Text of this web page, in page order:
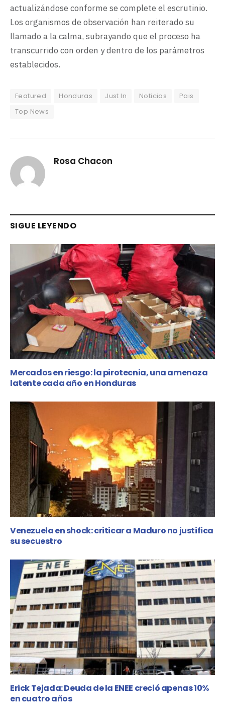
actualizándose conforme se complete el escrutinio.
Los organismos de observación han reiterado su
llamado a la calma, subrayando que el proceso ha
transcurrido con orden y dentro de los parámetros
establecidos.
Featured Honduras Just In Noticias
Pais
Top News
Rosa Chacon
SIGUE LEYENDO
Mercados en riesgo: la pirotecnia, una amenaza
latente cada año en Honduras
Venezuela en shock: criticar a Maduro no justifica
su secuestro
Erick Tejada: Deuda de la ENEE creció apenas 10%
en cuatro años